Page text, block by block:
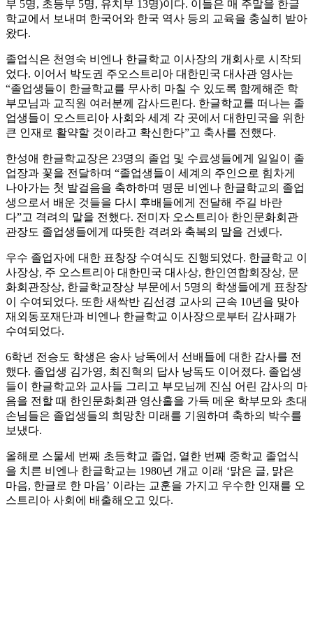
부 5명, 초등부 5명, 유치부 13명)이다. 이들은 매 주말을 한글
학교에서 보내며 한국어와 한국 역사 등의 교육을 충실히 받아
왔다.
졸업식은 천영숙 비엔나 한글학교 이사장의 개회사로 시작되
었다. 이어서 박도권 주오스트리아 대한민국 대사관 영사는
“졸업생들이 한글학교를 무사히 마칠 수 있도록 함께해준 학
부모님과 교직원 여러분께 감사드린다. 한글학교를 떠나는 졸
업생들이 오스트리아 사회와 세계 각 곳에서 대한민국을 위한
큰 인재로 활약할 것이라고 확신한다”고 축사를 전했다.
한성애 한글학교장은 23명의 졸업 및 수료생들에게 일일이 졸
업장과 꽃을 전달하며 “졸업생들이 세계의 주인으로 힘차게
나아가는 첫 발걸음을 축하하며 명문 비엔나 한글학교의 졸업
생으로서 배운 것들을 다시 후배들에게 전달해 주길 바란
다”고 격려의 말을 전했다. 전미자 오스트리아 한인문화회관
관장도 졸업생들에게 따뜻한 격려와 축복의 말을 건넸다.
우수 졸업자에 대한 표창장 수여식도 진행되었다. 한글학교 이
사장상, 주 오스트리아 대한민국 대사상, 한인연합회장상, 문
화회관장상, 한글학교장상 부문에서 5명의 학생들에게 표창장
이 수여되었다. 또한 새싹반 김선경 교사의 근속 10년을 맞아
재외동포재단과 비엔나 한글학교 이사장으로부터 감사패가
수여되었다.
6학년 전승도 학생은 송사 낭독에서 선배들에 대한 감사를 전
했다. 졸업생 김가영, 최진혁의 답사 낭독도 이어졌다. 졸업생
들이 한글학교와 교사들 그리고 부모님께 진심 어린 감사의 마
음을 전할 때 한인문화회관 영산홀을 가득 메운 학부모와 초대
손님들은 졸업생들의 희망찬 미래를 기원하며 축하의 박수를
보냈다.
올해로 스물세 번째 초등학교 졸업, 열한 번째 중학교 졸업식
을 치른 비엔나 한글학교는 1980년 개교 이래 ‘맑은 글, 맑은
마음, 한글로 한 마음’ 이라는 교훈을 가지고 우수한 인재를 오
스트리아 사회에 배출해오고 있다.